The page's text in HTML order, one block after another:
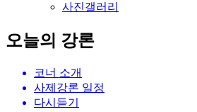
사진갤러리
오늘의 강론
코너 소개
사제강론 일정
다시듣기